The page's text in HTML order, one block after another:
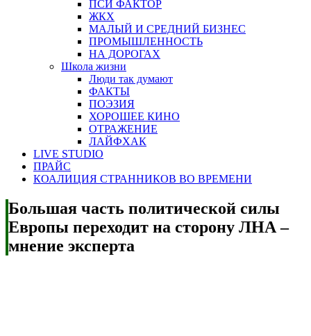
ПСИ ФАКТОР
ЖКХ
МАЛЫЙ И СРЕДНИЙ БИЗНЕС
ПРОМЫШЛЕННОСТЬ
НА ДОРОГАХ
Школа жизни
Люди так думают
ФАКТЫ
ПОЭЗИЯ
ХОРОШЕЕ КИНО
ОТРАЖЕНИЕ
ЛАЙФХАК
LIVE STUDIO
ПРАЙС
КОАЛИЦИЯ СТРАННИКОВ ВО ВРЕМЕНИ
Большая часть политической силы
Европы переходит на сторону ЛНА –
мнение эксперта